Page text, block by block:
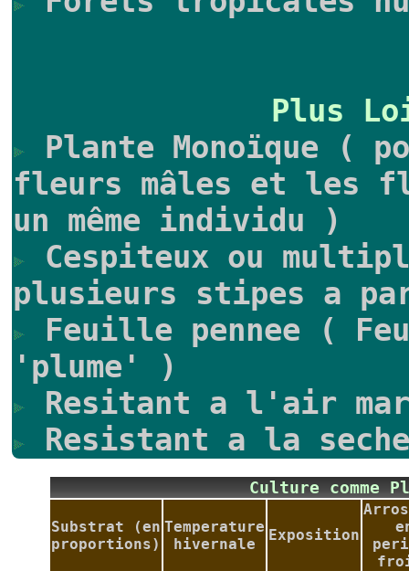
Plus
Plante Monoïque (
fleurs mâles et les
un même individu )
Cespiteux ou
plusieurs stipes a
Feuille pennee (
'plume' )
Resitant a l'air
Resistant a la
Culture
Substrat (en
proportions)
Temperature
hivernale
Exposition